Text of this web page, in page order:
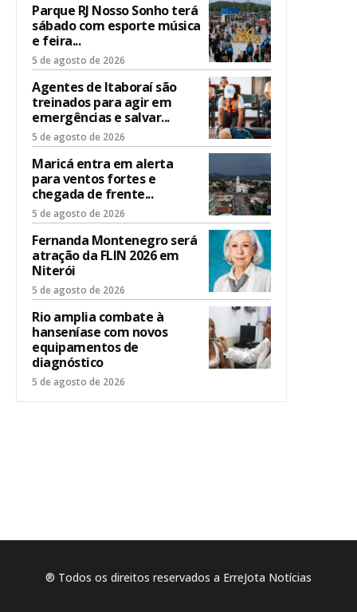
Parque RJ Nosso Sonho terá
sábado com esporte música
e feira...
5 de agosto de 2026
Agentes de Itaboraí são
treinados para agir em
emergências e salvar...
5 de agosto de 2026
Maricá entra em alerta
para ventos fortes e
chegada de frente...
5 de agosto de 2026
Fernanda Montenegro será
atração da FLIN 2026 em
Niterói
5 de agosto de 2026
Rio amplia combate à
hanseníase com novos
equipamentos de
diagnóstico
5 de agosto de 2026
® Todos os direitos reservados a ErreJota Notícias